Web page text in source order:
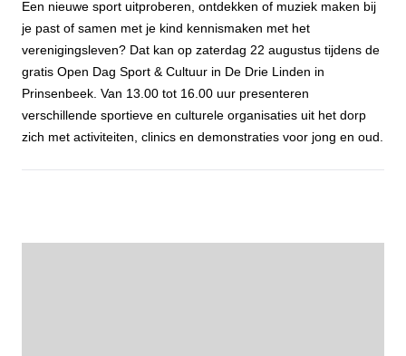
Een nieuwe sport uitproberen, ontdekken of muziek maken bij
je past of samen met je kind kennismaken met het
verenigingsleven? Dat kan op zaterdag 22 augustus tijdens de
gratis Open Dag Sport & Cultuur in De Drie Linden in
Prinsenbeek. Van 13.00 tot 16.00 uur presenteren
verschillende sportieve en culturele organisaties uit het dorp
zich met activiteiten, clinics en demonstraties voor jong en oud.